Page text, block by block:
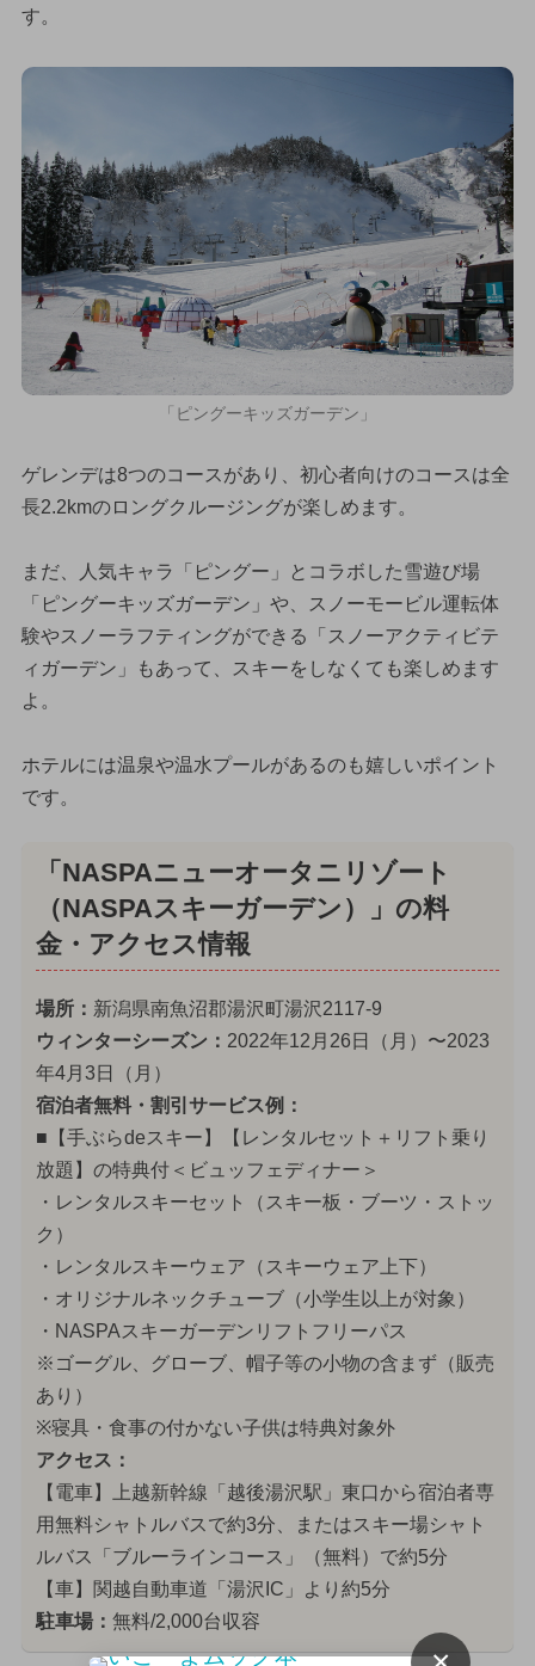
す。
「ピングーキッズガーデン」
ゲレンデは8つのコースがあり、初心者向けのコースは全
長2.2kmのロングクルージングが楽しめます。
まだ、人気キャラ「ピングー」とコラボした雪遊び場
「ピングーキッズガーデン」や、スノーモービル運転体
験やスノーラフティングができる「スノーアクティビテ
ィガーデン」もあって、スキーをしなくても楽しめます
よ。
ホテルには温泉や温水プールがあるのも嬉しいポイント
です。
「NASPAニューオータニリゾート
（NASPAスキーガーデン）」の料
金・アクセス情報
場所： 新潟県南魚沼郡湯沢町湯沢2117-9
ウィンターシーズン： 2022年12月26日（月）〜2023
年4月3日（月）
宿泊者無料・割引サービス例：
■【手ぶらdeスキー】【レンタルセット＋リフト乗り
放題】の特典付＜ビュッフェディナー＞
・レンタルスキーセット（スキー板・ブーツ・ストッ
ク）
・レンタルスキーウェア（スキーウェア上下）
・オリジナルネックチューブ（小学生以上が対象）
・NASPAスキーガーデンリフトフリーパス
※ゴーグル、グローブ、帽子等の小物の含まず（販売
あり）
※寝具・食事の付かない子供は特典対象外
アクセス：
【電車】上越新幹線「越後湯沢駅」東口から宿泊者専
用無料シャトルバスで約3分、またはスキー場シャト
ルバス「ブルーラインコース」（無料）で約5分
【車】関越自動車道「湯沢IC」より約5分
駐車場： 無料/2,000台収容